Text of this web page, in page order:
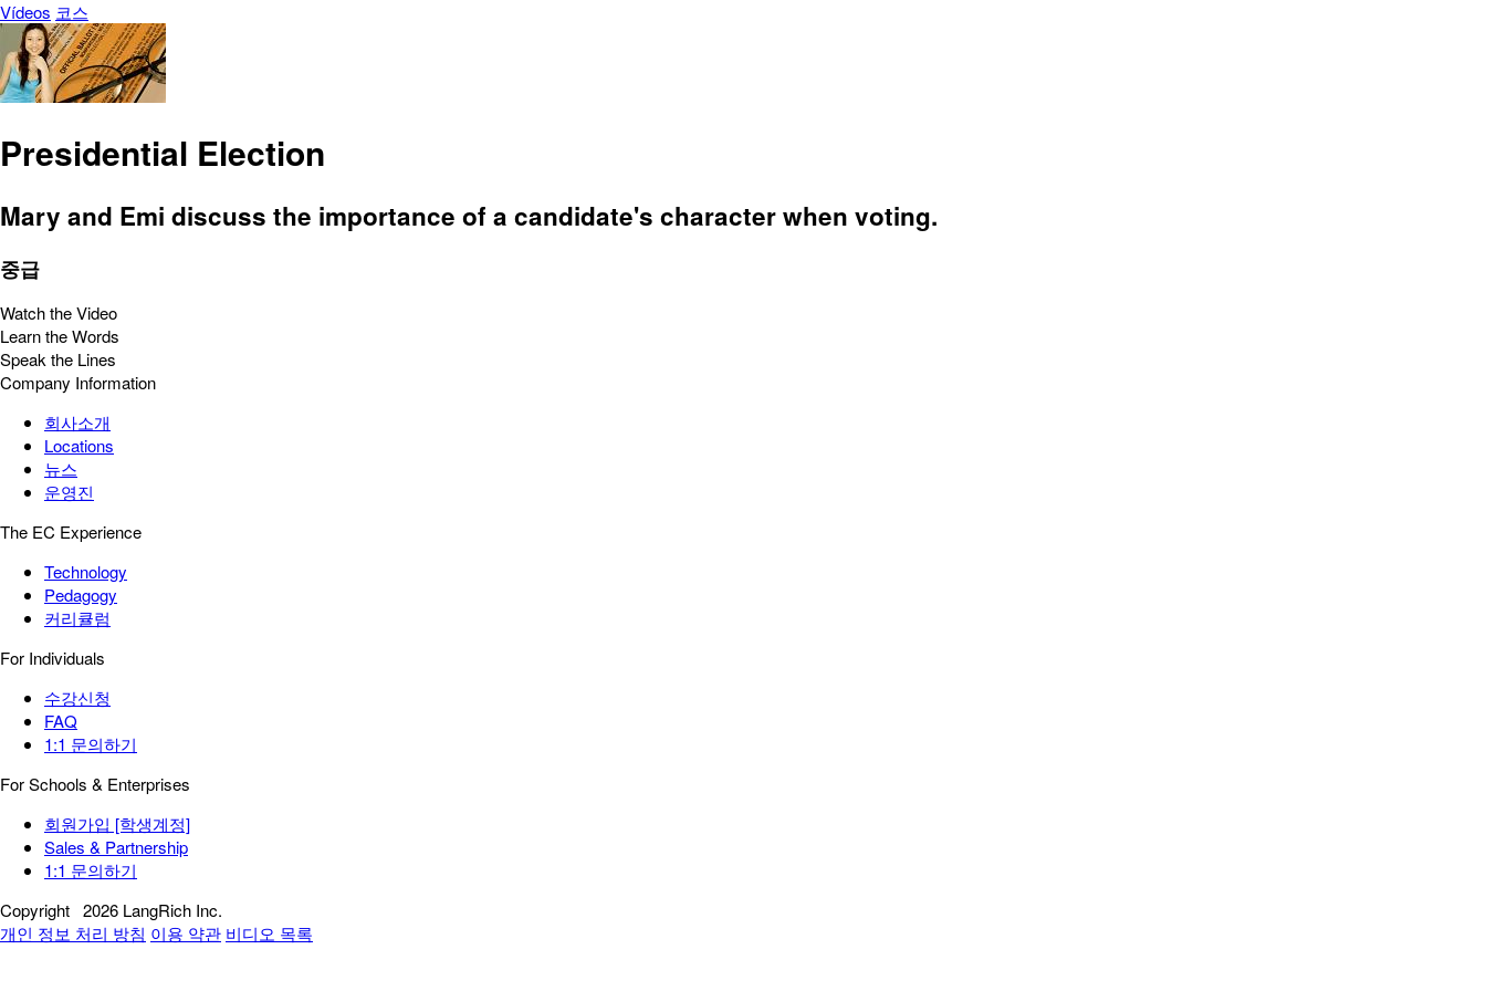
Vídeos 코스
Presidential Election
Mary and Emi discuss the importance of a candidate's character when voting.
중급
Watch the Video
Learn the Words
Speak the Lines
Company Information
회사소개
Locations
뉴스
운영진
The EC Experience
Technology
Pedagogy
커리큘럼
For Individuals
수강신청
FAQ
1:1 문의하기
For Schools & Enterprises
회원가입 [학생계정]
Sales & Partnership
1:1 문의하기
Copyright 2026 LangRich Inc.
개인 정보 처리 방침 이용 약관 비디오 목록